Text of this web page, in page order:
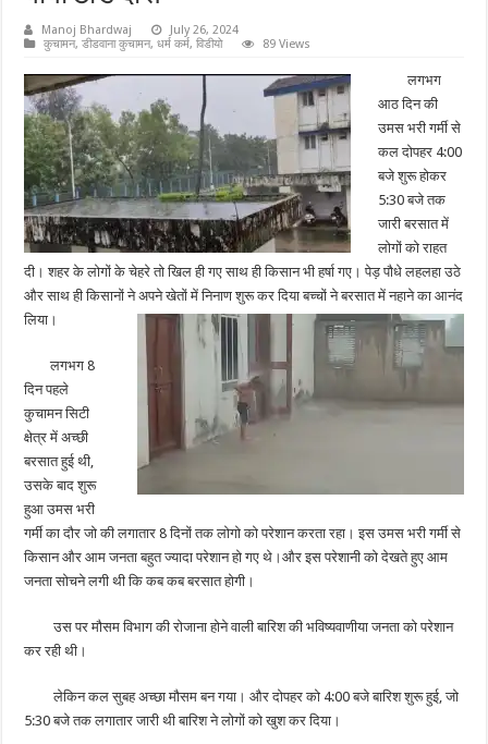
Manoj Bhardwaj
July 26, 2024
कुचामन,डीडवाना कुचामन,धर्म कर्म,विडीयो 89 Views
लगभग
आठ दिन की
उमस भरी गर्मी से
कल दोपहर 4:00
बजे शुरू होकर
5:30 बजे तक
जारी बरसात में
लोगों को राहत
दी। शहर के लोगों के चेहरे तो खिल ही गए साथ ही किसान भी हर्षा गए। पेड़ पौधे लहलहा उठे
और साथ ही किसानों ने अपने खेतों में निनाण शुरू कर दिया बच्चों ने बरसात में नहाने का आनंद
लिया।
लगभग 8
दिन पहले
कुचामन सिटी
क्षेत्र में अच्छी
बरसात हुई थी,
उसके बाद शुरू
हुआ उमस भरी
गर्मी का दौर जो की लगातार 8 दिनों तक लोगो को परेशान करता रहा। इस उमस भरी गर्मी से
किसान और आम जनता बहुत ज्यादा परेशान हो गए थे।और इस परेशानी को देखते हुए आम
जनता सोचने लगी थी कि कब कब बरसात होगी।
उस पर मौसम विभाग की रोजाना होने वाली बारिश की भविष्यवाणीया जनता को परेशान
कर रही थी।
लेकिन कल सुबह अच्छा मौसम बन गया। और दोपहर को 4:00 बजे बारिश शुरू हुई, जो
5:30 बजे तक लगातार जारी थी बारिश ने लोगों को खुश कर दिया।